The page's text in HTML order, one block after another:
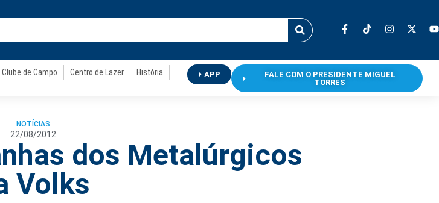
Clube de Campo Centro de Lazer
História
APP
FALE COM O PRESIDENTE MIGUEL
TORRES
NOTÍCIAS
22/08/2012
dos Metalúrgicos
Volks